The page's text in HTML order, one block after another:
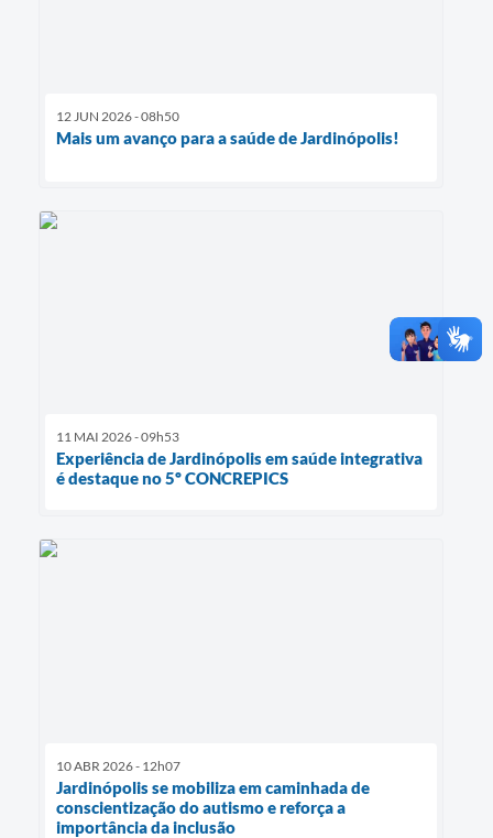
12 JUN 2026 - 08h50
Mais um avanço para a saúde de Jardinópolis!
11 MAI 2026 - 09h53
Experiência de Jardinópolis em saúde integrativa
é destaque no 5º CONCREPICS
10 ABR 2026 - 12h07
Jardinópolis se mobiliza em caminhada de
conscientização do autismo e reforça a
importância da inclusão